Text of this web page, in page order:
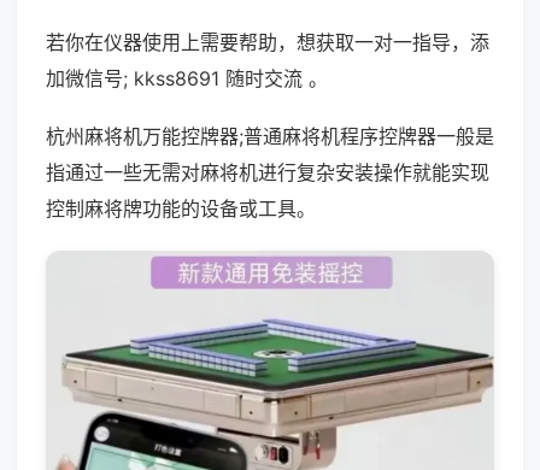
若你在仪器使用上需要帮助，想获取一对一指导，添
加微信号; kkss8691 随时交流 。
杭州麻将机万能控牌器;普通麻将机程序控牌器一般是
指通过一些无需对麻将机进行复杂安装操作就能实现
控制麻将牌功能的设备或工具。